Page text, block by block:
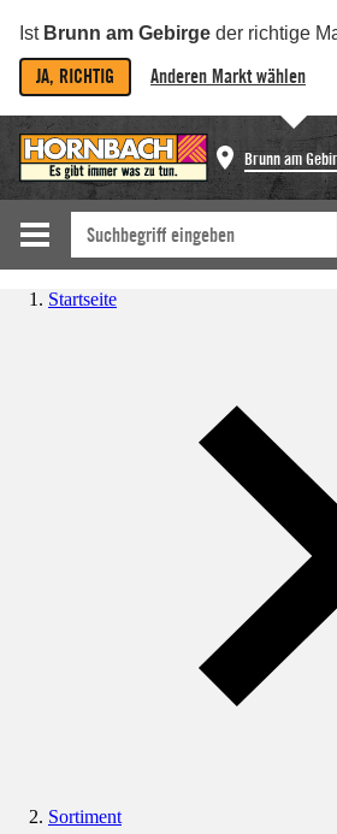
Ist Brunn am Gebirge der richtige
JA, RICHTIG Anderen Markt wählen
Brunn am
Startseite
Sortiment